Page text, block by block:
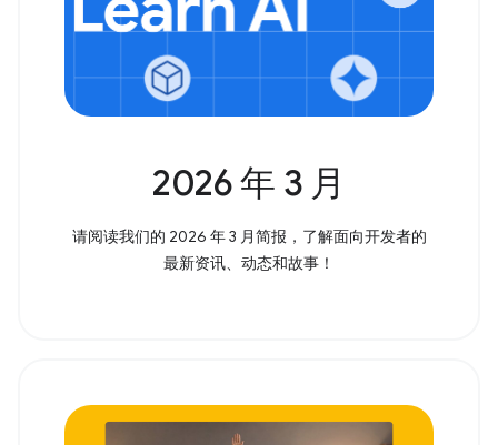
2026 年 3 月
请阅读我们的 2026 年 3 月简报，了解面向开发者的
最新资讯、动态和故事！